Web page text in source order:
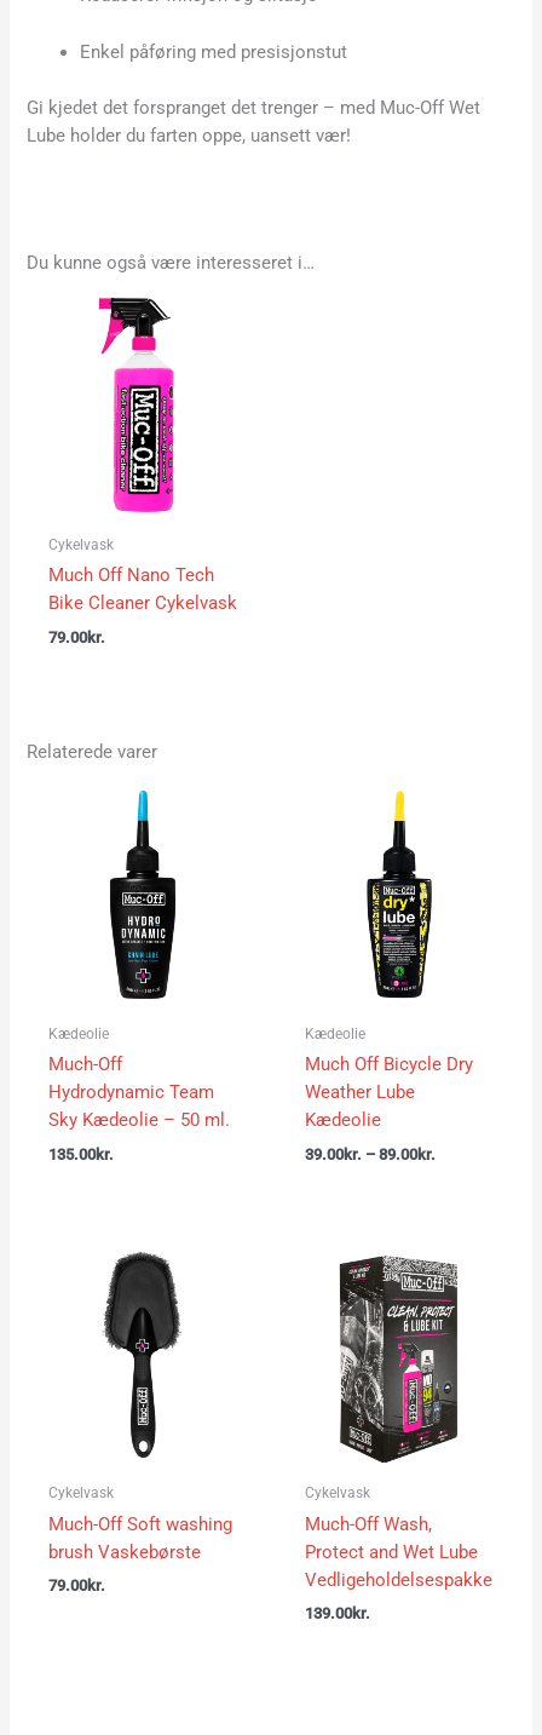
Enkel påføring med presisjonstut
Gi kjedet det forspranget det trenger – med Muc-Off Wet
Lube holder du farten oppe, uansett vær!
Du kunne også være interesseret i…
Cykelvask
Much Off Nano Tech
Bike Cleaner Cykelvask
79.00kr.
Relaterede varer
Kædeolie
Much-Off
Hydrodynamic Team
Sky Kædeolie – 50 ml.
135.00kr.
Kædeolie
Much Off Bicycle Dry
Weather Lube
Kædeolie
39.00kr. – 89.00kr.
Cykelvask
Much-Off Soft washing
brush Vaskebørste
79.00kr.
Cykelvask
Much-Off Wash,
Protect and Wet Lube
Vedligeholdelsespakke
139.00kr.